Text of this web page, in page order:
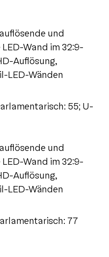
und
Wand im 32:9-
Auflösung,
LED-Wänden
55; U-
und
Wand im 32:9-
Auflösung,
LED-Wänden
77